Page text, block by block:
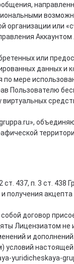
организации или
или
данных
мере
Пользователю
437, п. 3 ст.
акцепта
договор
Лицензиатом не
и дополнений.
условий
yuridicheskaya-